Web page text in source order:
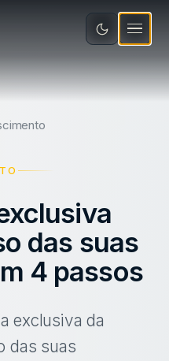
de Produto
e ganhe
especialista
das suas
4 passos
exclusiva da
das suas